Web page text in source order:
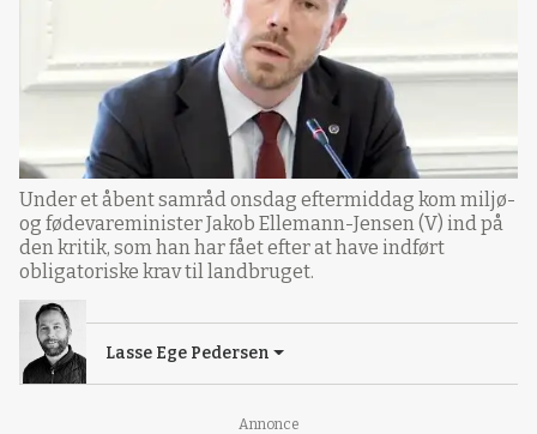
Annonce
Under et åbent samråd onsdag eftermiddag kom miljø-
og fødevareminister Jakob Ellemann-Jensen (V) ind på
den kritik, som han har fået efter at have indført
obligatoriske krav til landbruget.
Lasse Ege Pedersen